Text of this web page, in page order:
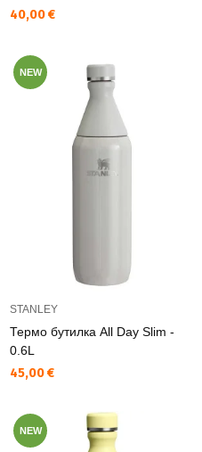
Текуща цена:
40,00 €
NEW
STANLEY
Термо бутилка All Day Slim -
0.6L
Текуща цена:
45,00 €
NEW